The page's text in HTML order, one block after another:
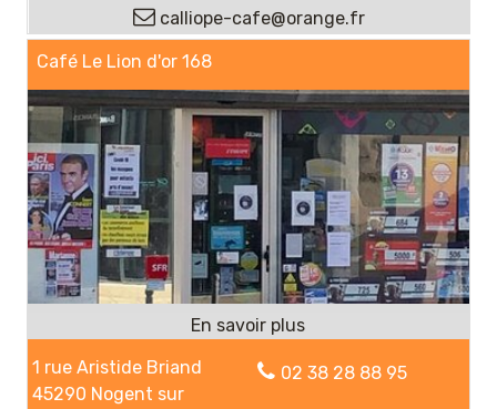
calliope-cafe@orange.fr
Café Le Lion d'or 168
1 rue Aristide Briand
45290 Nogent sur
02 38 28 88 95